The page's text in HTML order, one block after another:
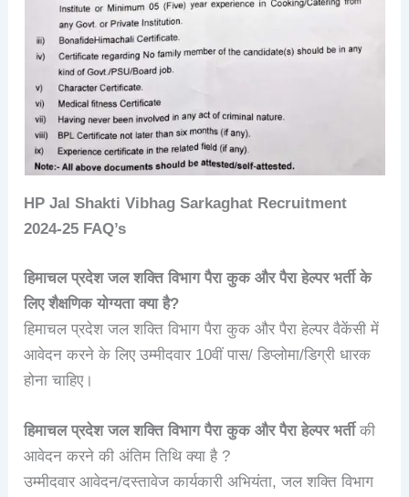
HP Jal Shakti Vibhag Sarkaghat Recruitment
2024-25 FAQ’s
हिमाचल प्रदेश जल शक्ति विभाग पैरा कुक और पैरा हेल्पर भर्ती के
लिए शैक्षणिक योग्यता क्या है?
हिमाचल प्रदेश जल शक्ति विभाग पैरा कुक और पैरा हेल्पर वैकेंसी में
आवेदन करने के लिए उम्मीदवार 10वीं पास/ डिप्लोमा/डिग्री धारक
होना चाहिए।
हिमाचल प्रदेश जल शक्ति विभाग पैरा कुक और पैरा हेल्पर भर्तीकी
आवेदन करने की अंतिम तिथि क्या है ?
उम्मीदवार आवेदन/दस्तावेज कार्यकारी अभियंता, जल शक्ति विभाग